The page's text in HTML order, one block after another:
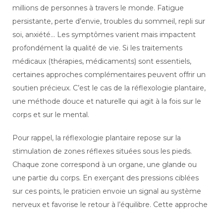
millions de personnes à travers le monde. Fatigue
persistante, perte d’envie, troubles du sommeil, repli sur
soi, anxiété… Les symptômes varient mais impactent
profondément la qualité de vie. Si les traitements
médicaux (thérapies, médicaments) sont essentiels,
certaines approches complémentaires peuvent offrir un
soutien précieux. C’est le cas de la réflexologie plantaire,
une méthode douce et naturelle qui agit à la fois sur le
corps et sur le mental.
Pour rappel, la réflexologie plantaire repose sur la
stimulation de zones réflexes situées sous les pieds.
Chaque zone correspond à un organe, une glande ou
une partie du corps. En exerçant des pressions ciblées
sur ces points, le praticien envoie un signal au système
nerveux et favorise le retour à l’équilibre. Cette approche